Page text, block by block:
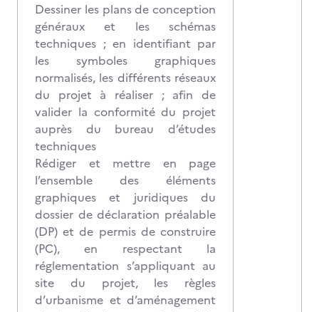
Dessiner les plans de conception
généraux et les schémas
techniques ; en identifiant par
les symboles graphiques
normalisés, les différents réseaux
du projet à réaliser ; afin de
valider la conformité du projet
auprès du bureau d’études
techniques
Rédiger et mettre en page
l’ensemble des éléments
graphiques et juridiques du
dossier de déclaration préalable
(DP) et de permis de construire
(PC), en respectant la
réglementation s’appliquant au
site du projet, les règles
d’urbanisme et d’aménagement